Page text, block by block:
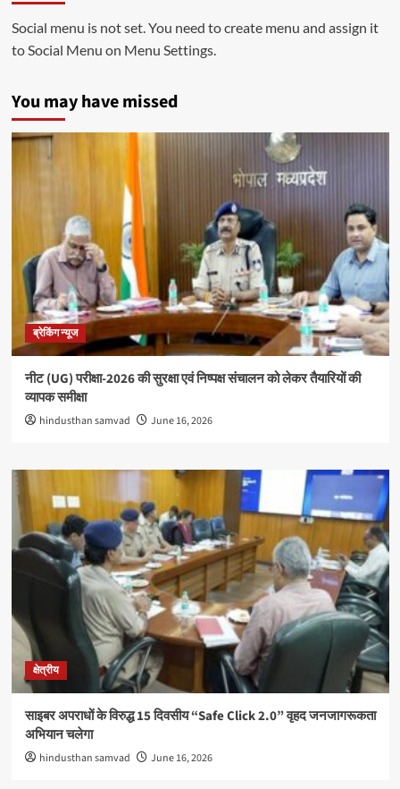
Social menu is not set. You need to create menu and assign it
to Social Menu on Menu Settings.
You may have missed
ब्रेकिंग न्यूज
नीट (UG) परीक्षा-2026 की सुरक्षा एवं निष्पक्ष संचालन को लेकर तैयारियों की
व्यापक समीक्षा
hindusthan samvad June 16, 2026
क्षेत्रीय
साइबर अपराधों के विरुद्ध 15 दिवसीय “Safe Click 2.0” वृहद जनजागरूकता
अभियान चलेगा
hindusthan samvad June 16, 2026